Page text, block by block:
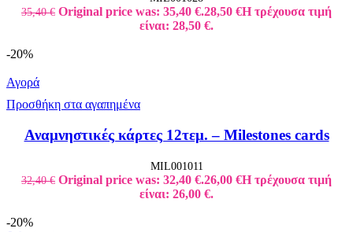
35,40€ Original price was: 35,40 €.28,50 €Η τρέχουσα τιμή
είναι: 28,50 €.
-20%
Αγορά
Προσθήκη στα αγαπημένα
Αναμνηστικές κάρτες 12τεμ. – Milestones cards
MIL001011
32,40€ Original price was: 32,40 €.26,00 €Η τρέχουσα τιμή
είναι: 26,00 €.
-20%